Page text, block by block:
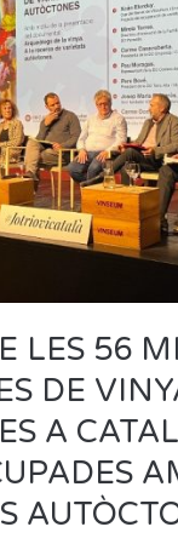
LES 56
DE
A